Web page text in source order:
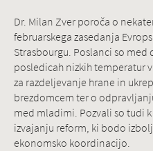
Dr. Milan Zver poroča o
februarskega zasedanja
Strasbourgu. Poslanci so
posledicah nizkih temperatur
za razdeljevanje hrane in
brezdomcem ter o
med mladimi. Pozvali so tudi
izvajanju reform, ki bodo
ekonomsko koordinacijo.